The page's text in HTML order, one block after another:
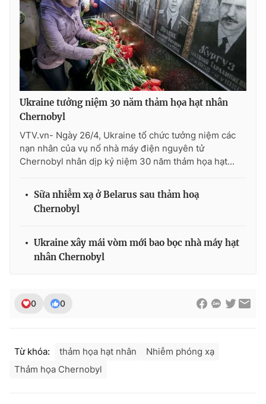
THỜI BÁO VTV
Theo dõi báo trên
Cơ quan chủ quản:Đài Truyền hình Việt Nam
Cơ quan báo chí:Thời báo VTV
cấp ngày 29/12/2023
Tổng Biên tập:Vũ Thanh Thủy
Nguyễn Trọng Ninh
Tổng đài VTV:024.38 355 931 - 024.38 355 932
Liên hệ quảng cáo:
Ukraine tưởng niệm 30 năm thảm họa hạt nhân
Chernobyl
VTV.vn- Ngày 26/4, Ukraine tổ chức tưởng niệm các
nạn nhân của vụ nổ nhà máy điện nguyên tử
Chernobyl nhân dịp kỷ niệm 30 năm thảm họa hạt...
Sữa nhiễm xạ ở Belarus sau thảm hoạ
Chernobyl
Ukraine xây mái vòm mới bao bọc nhà máy hạt
nhân Chernobyl
0 0
Từ khóa: thảm họa hạt nhân
Nhiễm phóng xạ
Thảm họa Chernobyl